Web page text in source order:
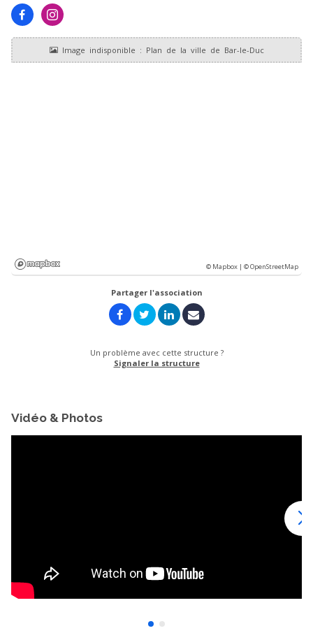
© Mapbox |© OpenStreetMap
Partager l'association
Un problème avec cette structure ?
Signaler la structure
Vidéo & Photos